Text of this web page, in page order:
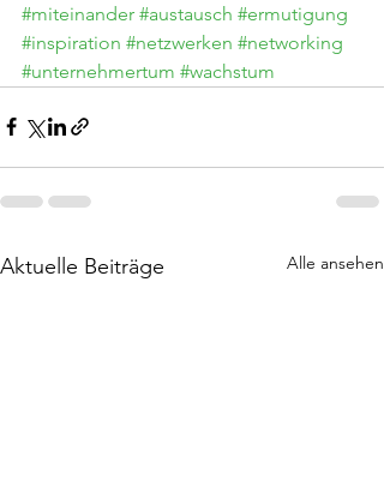
#miteinander #austausch #ermutigung
#inspiration #netzwerken #networking
#unternehmertum #wachstum
Aktuelle Beiträge Alle ansehen